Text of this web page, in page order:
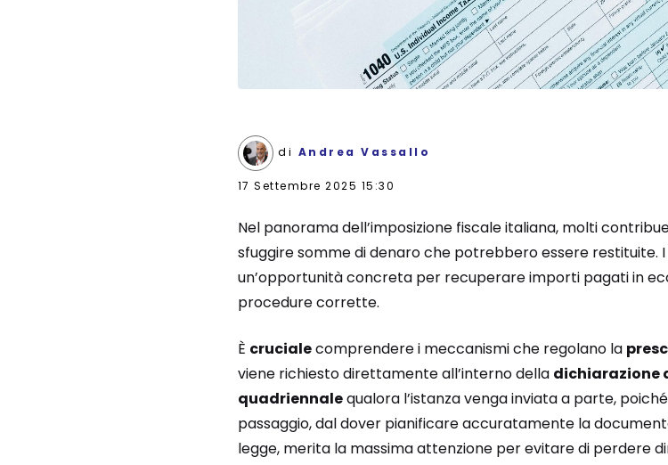
di Andrea Vassallo
17 Settembre 2025 15:30
Nel panorama dell’imposizione fiscale italiana, molti
sfuggire somme di denaro che potrebbero essere restituite. I
un’opportunità concreta per recuperare importi pagati in
procedure corrette.
È crucialecomprendere i meccanismi che regolano la
viene richiesto direttamente all’interno della dichiarazione
quadriennalequalora l’istanza venga inviata a parte,
passaggio, dal dover pianificare accuratamente la
legge, merita la massima attenzione per evitare di perdere